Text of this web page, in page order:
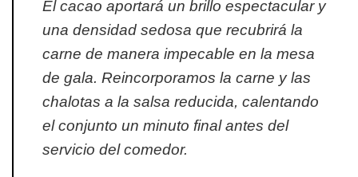
El cacao aportará un brillo espectacular y
una densidad sedosa que recubrirá la
carne de manera impecable en la mesa
de gala. Reincorporamos la carne y las
chalotas a la salsa reducida, calentando
el conjunto un minuto final antes del
servicio del comedor.